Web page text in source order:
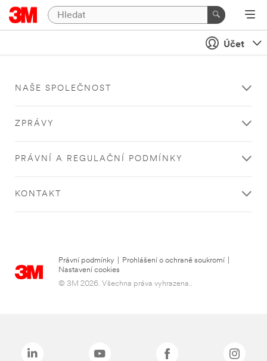
Účet
NAŠE SPOLEČNOST
ZPRÁVY
PRÁVNÍ A REGULAČNÍ PODMÍNKY
KONTAKT
Právní podmínky Prohlášení o ochraně soukromí
Nastavení cookies
© 3M 2026. Všechna práva vyhrazena..